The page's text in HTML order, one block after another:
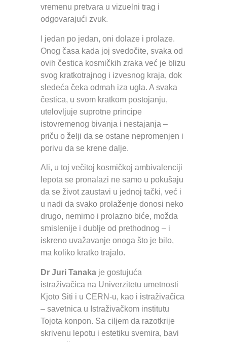
vremenu pretvara u vizuelni trag i
odgovarajući zvuk.
I jedan po jedan, oni dolaze i prolaze.
Onog časa kada joj svedočite, svaka od
ovih čestica kosmičkih zraka već je blizu
svog kratkotrajnog i izvesnog kraja, dok
sledeća čeka odmah iza ugla. A svaka
čestica, u svom kratkom postojanju,
utelovljuje suprotne principe
istovremenog bivanja i nestajanja –
priču o želji da se ostane nepromenjen i
porivu da se krene dalje.
Ali, u toj večitoj kosmičkoj ambivalenciji
lepota se pronalazi ne samo u pokušaju
da se život zaustavi u jednoj tački, već i
u nadi da svako prolaženje donosi neko
drugo, nemirno i prolazno biće, možda
smislenije i dublje od prethodnog – i
iskreno uvažavanje onoga što je bilo,
ma koliko kratko trajalo.
Dr Juri Tanaka je gostujuća
istraživačica na Univerzitetu umetnosti
Kjoto Siti i u CERN-u, kao i istraživačica
– savetnica u Istraživačkom institutu
Tojota konpon. Sa ciljem da razotkrije
skrivenu lepotu i estetiku svemira, bavi